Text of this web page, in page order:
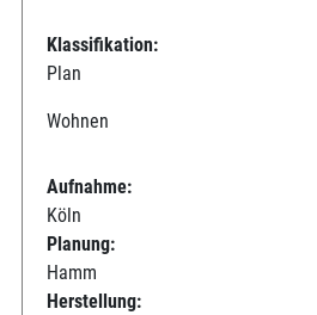
Klassifikation:
Plan
Wohnen
Aufnahme:
Köln
Planung:
Hamm
Herstellung: